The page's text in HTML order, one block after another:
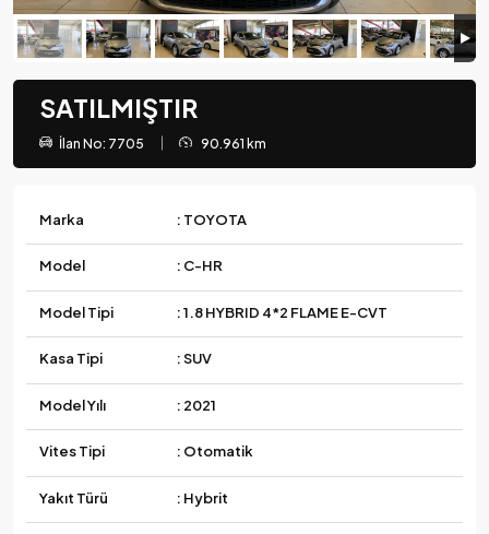
SATILMIŞTIR
İlan No: 7705 90.961 km
Marka : TOYOTA
Model : C-HR
Model Tipi : 1.8 HYBRID 4*2 FLAME E-CVT
Kasa Tipi : SUV
Model Yılı : 2021
Vites Tipi : Otomatik
Yakıt Türü : Hybrit